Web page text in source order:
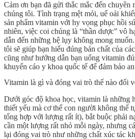
Cảm ơn bạn đã gửi thắc mắc đến chuyên
chúng tôi. Tình trạng mệt mỏi, uể oải
sản phẩm vitamin với hy vọng phục hồi
nhiên, việc coi chúng là “thần dược” vô
dẫn đến những hệ lụy không mong
tôi sẽ giúp bạn hiểu đúng bản chất của các
cũng như hướng dẫn bạn uống vitamin
khuyến cáo y khoa quốc tế để đảm bảo
Vitamin là gì và đóng vai trò thế nào đối
Dưới góc độ khoa học, vitamin là những
thiết yếu mà cơ thể con người không thể
tổng hợp với lượng rất ít), bắt buộc phải
cần một lượng rất nhỏ mỗi ngày, nhưng
lại đóng vai trò như những chất xúc tác